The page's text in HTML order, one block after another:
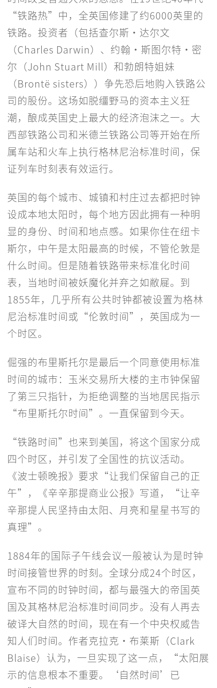
“铁路热”中，全英国修建了约6000英里的
铁路。投资者（包括查尔斯·达尔文
（Charles Darwin）、约翰·斯图尔特·密
尔（John Stuart Mill）和勃朗特姐妹
（Brontë sisters））争先恐后地购入铁路公
司的股份。这场如脱缰野马的资本主义狂
潮，酿成英国史上最大的经济泡沫之一。大
西部铁路公司和米德兰铁路公司等开始在所
属车站和火车上执行格林尼治标准时间，保
证列车时刻表有效运行。
英国的每个城市、城镇和村庄过去都把时钟
设成本地太阳时，每个地方因此拥有一种明
显的身份、时间和地点感。如果你住在纽卡
斯尔，中午是太阳最高的时候，不管伦敦是
什么时间。但是随着铁路带来标准化时间
表，当地时间被妖魔化并弃之如敝屣。到
1855年，几乎所有公共时钟都被设置为格林
尼治标准时间或“伦敦时间”，英国成为一
个时区。
倔强的布里斯托尔是最后一个同意使用标准
时间的城市：玉米交易所大楼的主市钟保留
了第三只指针，为拒绝调整的当地居民指示
“布里斯托尔时间”。一直保留到今天。
“铁路时间”也来到美国，将这个国家分成
四个时区，并引发了全国性的抗议活动。
《波士顿晚报》要求“让我们保留自己的正
午”，《辛辛那提商业公报》写道，“让辛
辛那提人民坚持由太阳、月亮和星星书写的
真理”。
1884年的国际子午线会议一般被认为是时钟
时间接管世界的时刻。全球分成24个时区，
宣布不同的时钟时间，都与最强大的帝国英
国及其格林尼治标准时间同步。没有人再去
破译大自然的时间，现在有一个中央权威告
知人们时间。作者克拉克·布莱斯（Clark
Blaise）认为，一旦实现了这一点，“太阳展
示的信息根本不重要。‘自然时间’已